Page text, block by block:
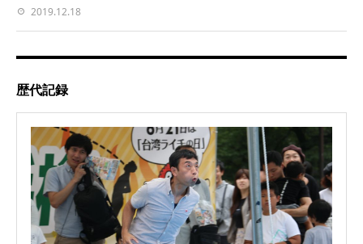
2019.12.18
歴代記録